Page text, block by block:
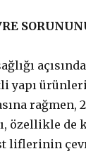
yapı
rağmen,
özellikle de
liflerinin